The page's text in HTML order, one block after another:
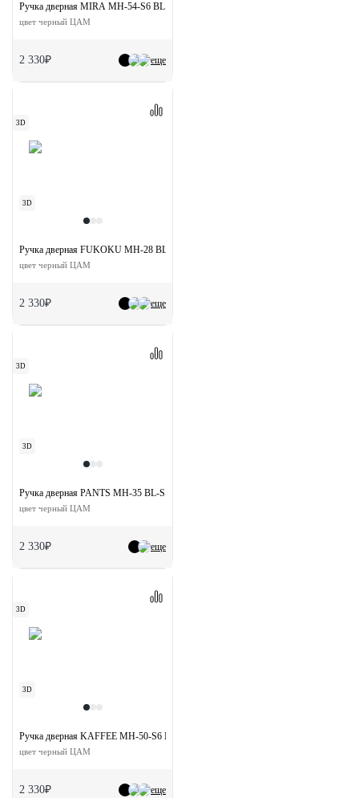
еще
Ручка дверная MIRA MH-54-S6 BL раздельная на квадратной розетке
цвет черный ЦАМ
2 330₽
3D
3D
еще
Ручка дверная FUKOKU MH-28 BL-S раздельная на квадратном основании
цвет черный ЦАМ
2 330₽
3D
3D
еще
Ручка дверная PANTS MH-35 BL-S раздельная на квадратной розетке
цвет черный ЦАМ
2 330₽
3D
3D
еще
Ручка дверная KAFFEE MH-50-S6 BL раздельная на квадратной розетке
цвет черный ЦАМ
2 330₽